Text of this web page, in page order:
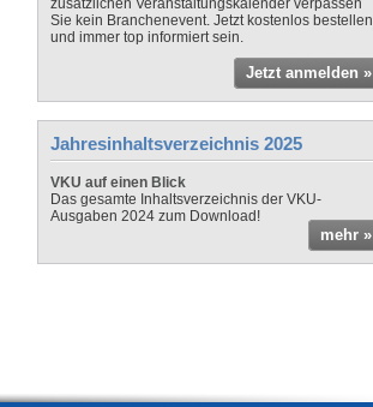
zusätzlichen Veranstaltungskalender verpassen
Sie kein Branchenevent. Jetzt kostenlos bestellen
und immer top informiert sein.
Jetzt anmelden »
Jahresinhaltsverzeichnis 2025
VKU auf einen Blick
Das gesamte Inhaltsverzeichnis der VKU-
Ausgaben 2024 zum Download!
mehr »